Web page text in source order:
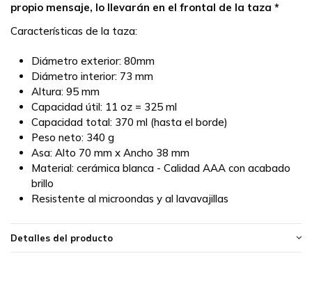
propio mensaje, lo llevarán en el frontal de la taza *
Características de la taza:
Diámetro exterior: 80mm
Diámetro interior: 73 mm
Altura: 95 mm
Capacidad útil: 11 oz = 325 ml
Capacidad total: 370 ml (hasta el borde)
Peso neto: 340 g
Asa: Alto 70 mm x Ancho 38 mm
Material: cerámica blanca - Calidad AAA con acabado
brillo
Resistente al microondas y al lavavajillas
Detalles del producto